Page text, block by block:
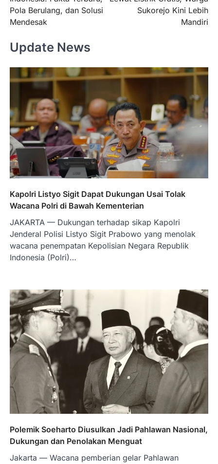
Pola Berulang, dan Solusi
Mendesak
Sukorejo Kini Lebih
Mandiri
Update News
Kapolri Listyo Sigit Dapat Dukungan Usai Tolak
Wacana Polri di Bawah Kementerian
JAKARTA — Dukungan terhadap sikap Kapolri
Jenderal Polisi Listyo Sigit Prabowo yang menolak
wacana penempatan Kepolisian Negara Republik
Indonesia (Polri)…
Polemik Soeharto Diusulkan Jadi Pahlawan Nasional,
Dukungan dan Penolakan Menguat
Jakarta — Wacana pemberian gelar Pahlawan